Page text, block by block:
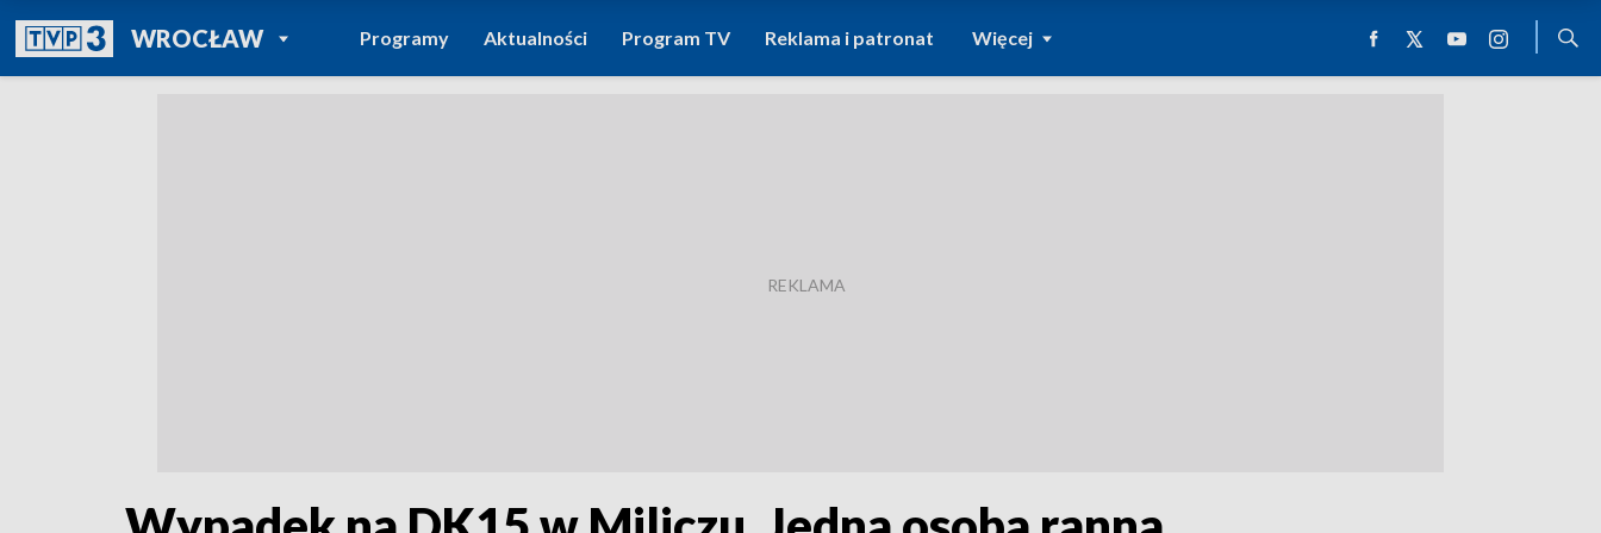
WROCŁAWPOWRÓT DO
TVP REGIONY
Programy Aktualności Program TV Reklama i patronat Więcej